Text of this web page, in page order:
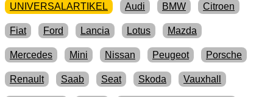
UNIVERSALARTIKEL Audi BMW Citroen
Fiat Ford Lancia Lotus Mazda
Mercedes Mini Nissan Peugeot Porsche
Renault Saab Seat Skoda Vauxhall